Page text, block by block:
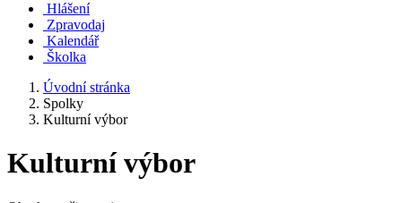
Hlášení
Zpravodaj
Kalendář
Školka
Úvodní stránka
Spolky
Kulturní výbor
Kulturní výbor